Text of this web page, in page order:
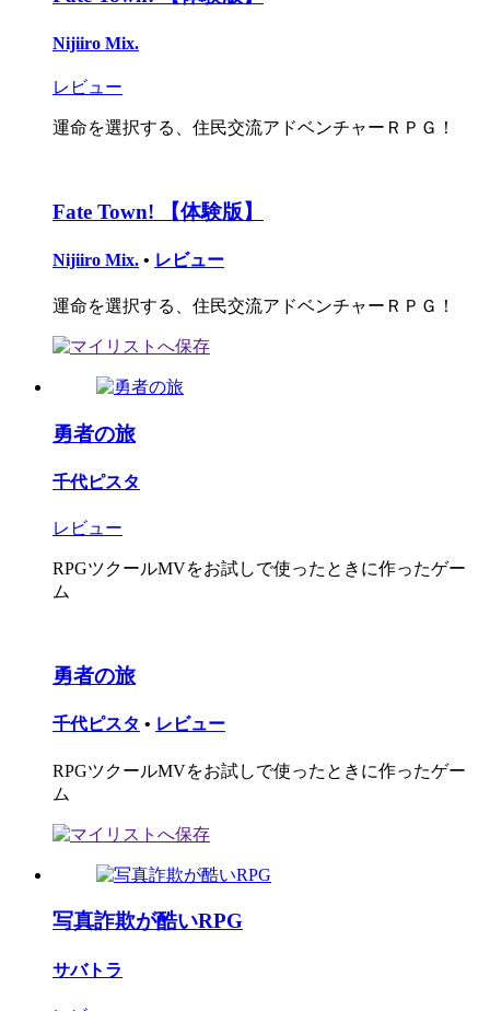
Nijiiro Mix.
レビュー
運命を選択する、住民交流アドベンチャーＲＰＧ！
Fate Town! 【体験版】
Nijiiro Mix. • レビュー
運命を選択する、住民交流アドベンチャーＲＰＧ！
勇者の旅
千代ピスタ
レビュー
RPGツクールMVをお試しで使ったときに作ったゲー
ム
勇者の旅
千代ピスタ • レビュー
RPGツクールMVをお試しで使ったときに作ったゲー
ム
写真詐欺が酷いRPG
サバトラ